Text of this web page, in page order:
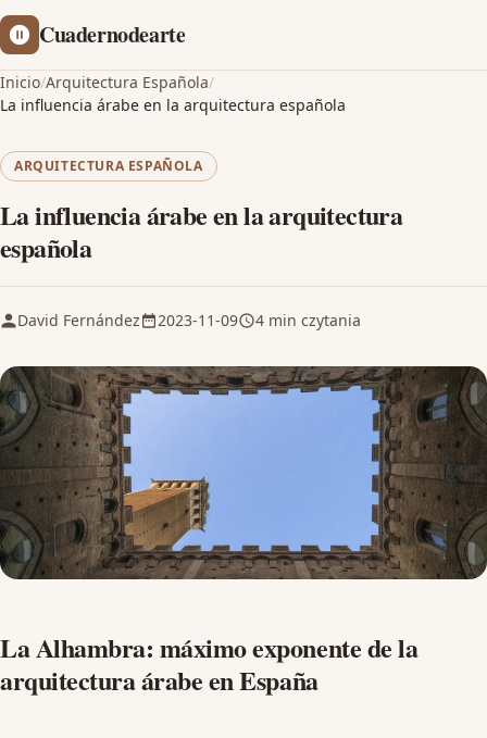
Cuadernodearte
Inicio/Arquitectura Española/
La influencia árabe en la arquitectura española
ARQUITECTURA ESPAÑOLA
La influencia árabe en la arquitectura
española
David Fernández 2023-11-09 4 min czytania
La Alhambra: máximo exponente de la
arquitectura árabe en España